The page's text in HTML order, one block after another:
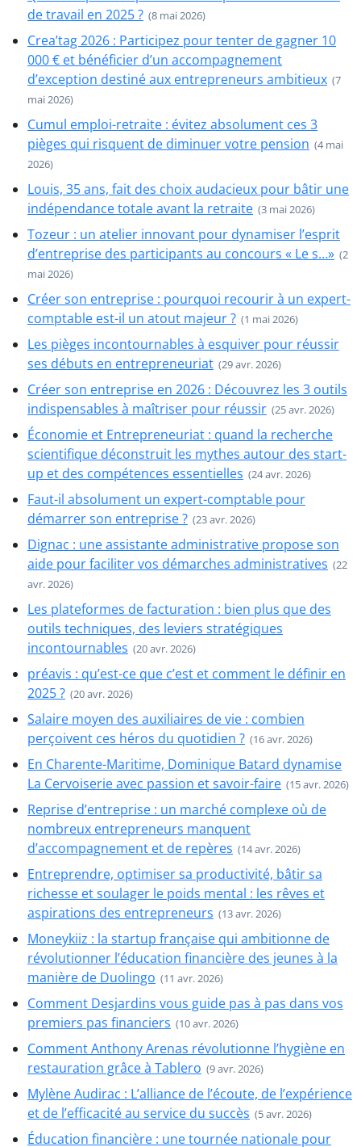
de travail en 2025 ? (8 mai 2026)
Crea’tag 2026 : Participez pour tenter de gagner 10
000 € et bénéficier d’un accompagnement
d’exception destiné aux entrepreneurs ambitieux (7
mai 2026)
Cumul emploi-retraite : évitez absolument ces 3
pièges qui risquent de diminuer votre pension (4 mai
2026)
Louis, 35 ans, fait des choix audacieux pour bâtir une
indépendance totale avant la retraite (3 mai 2026)
Tozeur : un atelier innovant pour dynamiser l’esprit
d’entreprise des participants au concours « Le s…» (2
mai 2026)
Créer son entreprise : pourquoi recourir à un expert-
comptable est-il un atout majeur ? (1 mai 2026)
Les pièges incontournables à esquiver pour réussir
ses débuts en entrepreneuriat (29 avr. 2026)
Créer son entreprise en 2026 : Découvrez les 3 outils
indispensables à maîtriser pour réussir (25 avr. 2026)
Économie et Entrepreneuriat : quand la recherche
scientifique déconstruit les mythes autour des start-
up et des compétences essentielles (24 avr. 2026)
Faut-il absolument un expert-comptable pour
démarrer son entreprise ? (23 avr. 2026)
Dignac : une assistante administrative propose son
aide pour faciliter vos démarches administratives (22
avr. 2026)
Les plateformes de facturation : bien plus que des
outils techniques, des leviers stratégiques
incontournables (20 avr. 2026)
préavis : qu’est-ce que c’est et comment le définir en
2025 ? (20 avr. 2026)
Salaire moyen des auxiliaires de vie : combien
perçoivent ces héros du quotidien ? (16 avr. 2026)
En Charente-Maritime, Dominique Batard dynamise
La Cervoiserie avec passion et savoir-faire (15 avr. 2026)
Reprise d’entreprise : un marché complexe où de
nombreux entrepreneurs manquent
d’accompagnement et de repères (14 avr. 2026)
Entreprendre, optimiser sa productivité, bâtir sa
richesse et soulager le poids mental : les rêves et
aspirations des entrepreneurs (13 avr. 2026)
Moneykiiz : la startup française qui ambitionne de
révolutionner l’éducation financière des jeunes à la
manière de Duolingo (11 avr. 2026)
Comment Desjardins vous guide pas à pas dans vos
premiers pas financiers (10 avr. 2026)
Comment Anthony Arenas révolutionne l’hygiène en
restauration grâce à Tablero (9 avr. 2026)
Mylène Audirac : L’alliance de l’écoute, de l’expérience
et de l’efficacité au service du succès (5 avr. 2026)
Éducation financière : une tournée nationale pour